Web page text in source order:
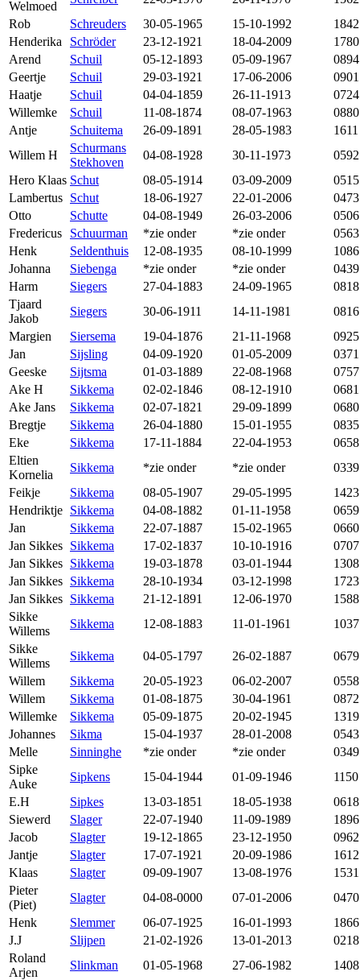
Welmoed
Rob
Schreuders 30-05-1965 15-10-1992
1842
Henderika
Schröder 23-12-1921 18-04-2009
1780
Arend
Schuil 05-12-1893 05-09-1967
0894
Geertje
Schuil 29-03-1921 17-06-2006
0901
Haatje
Schuil 04-04-1859 26-11-1913
0724
Willemke
Schuil 11-08-1874 08-07-1963
0880
Antje
Schuitema 26-09-1891 28-05-1983
1611
Willem H
Schurmans
Stekhoven
04-08-1928 30-11-1973
0592
Hero Klaas Schut 08-05-1914 03-09-2009
0515
Lambertus Schut 18-06-1927 22-01-2006
0473
Otto
Schutte 04-08-1949 26-03-2006
0506
Fredericus
Schuurman *zie onder *zie onder
0563
Henk
Seldenthuis 12-08-1935 08-10-1999
1086
Johanna
Siebenga *zie onder *zie onder
0439
Harm
Siegers 27-04-1883 24-09-1965
0818
Tjaard
Jakob
Siegers 30-06-1911 14-11-1981
0816
Margien
Siersema 19-04-1876 21-11-1968
0925
Jan
Sijsling 04-09-1920 01-05-2009
0371
Geeske
Sijtsma 01-03-1889 22-08-1968
0757
Ake H
Sikkema 02-02-1846 08-12-1910
0681
Ake Jans
Sikkema 02-07-1821 29-09-1899
0680
Bregtje
Sikkema 26-04-1880 15-01-1955
0835
Eke
Sikkema 17-11-1884 22-04-1953
0658
Eltien
Kornelia
Sikkema *zie onder *zie onder
0339
Feikje
Sikkema 08-05-1907 29-05-1995
1423
Hendriktje Sikkema 04-08-1882 01-11-1958
0659
Jan
Sikkema 22-07-1887 15-02-1965
0660
Jan Sikkes Sikkema 17-02-1837 10-10-1916
0707
Jan Sikkes Sikkema 19-03-1878 03-01-1944
1308
Jan Sikkes Sikkema 28-10-1934 03-12-1998
1723
Jan Sikkes Sikkema 21-12-1891 12-06-1970
1588
Sikke
Willems
Sikkema 12-08-1883 11-01-1961
1037
Sikke
Willems
Sikkema 04-05-1797 26-02-1887
0679
Willem
Sikkema 20-05-1923 06-02-2007
0558
Willem
Sikkema 01-08-1875 30-04-1961
0872
Willemke
Sikkema 05-09-1875 20-02-1945
1319
Johannes
Sikma 15-04-1937 28-01-2008
0543
Melle
Sinninghe *zie onder *zie onder
0349
Sipke
Auke
Sipkens 15-04-1944 01-09-1946
1150
E.H
Sipkes 13-03-1851 18-05-1938
0618
Siewerd
Slager 22-07-1940 11-09-1989
1896
Jacob
Slagter 19-12-1865 23-12-1950
0962
Jantje
Slagter 17-07-1921 20-09-1986
1612
Klaas
Slagter 09-09-1907 13-08-1976
1531
Pieter
(Piet)
Slagter 04-08-0000 07-01-2006
0470
Henk
Slemmer 06-07-1925 16-01-1993
1866
J.J
Slijpen 21-02-1926 13-01-2013
0218
Roland
Arjen
Slinkman 01-05-1968 27-06-1982 1408